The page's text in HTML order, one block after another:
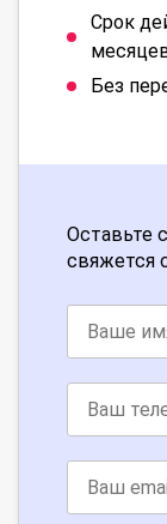
Срок
Без
Оставьте
свяжется